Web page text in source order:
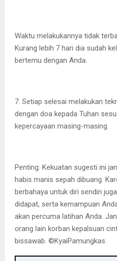
Waktu melakukannya tidak
Kurang lebih 7 hari dia sudah
bertemu dengan Anda.
7. Setiap selesai melakukan
dengan doa kepada Tuhan
kepercayaan masing-masing.
Penting: Kekuatan sugesti ini
habis manis sepah dibuang.
berbahaya untuk diri sendiri
didapat, serta kemampuan
akan percuma latihan Anda.
orang lain korban kepalsuan
bissawab. ©️KyaiPamungkas.